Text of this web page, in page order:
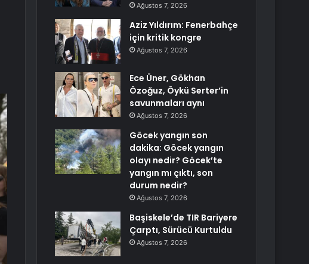
Ağustos 7, 2026
Aziz Yıldırım: Fenerbahçe
için kritik kongre
Ağustos 7, 2026
Ece Üner, Gökhan
Özoğuz, Öykü Serter’in
savunmaları aynı
Ağustos 7, 2026
Göcek yangın son
dakika: Göcek yangın
olayı nedir? Göcek’te
yangın mı çıktı, son
durum nedir?
Ağustos 7, 2026
Başiskele’de TIR Bariyere
Çarptı, Sürücü Kurtuldu
Ağustos 7, 2026